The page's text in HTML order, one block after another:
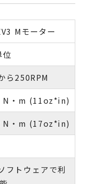
Mモーター
位
ら250RPM
N・m (11oz*in)
N・m (17oz*in)
フトウェアで利